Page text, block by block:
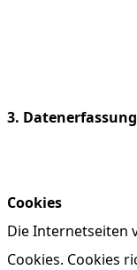
3.
Cookies
Die Internetseiten
Cookies. Cookies